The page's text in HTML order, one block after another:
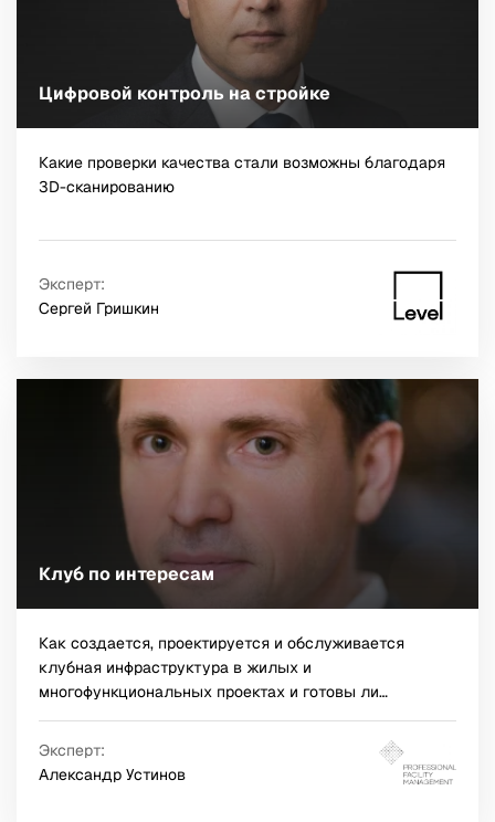
Цифровой контроль на стройке
Какие проверки качества стали возможны благодаря
3D-сканированию
Эксперт:
Сергей Гришкин
Клуб по интересам
Как создается, проектируется и обслуживается
клубная инфраструктура в жилых и
многофункциональных проектах и готовы ли
покупатели платить за нее в турбулентные времена.
Эксперт:
Александр Устинов